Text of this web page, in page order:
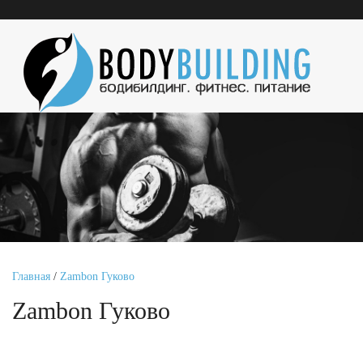
Главная / Zambon Гуково
Zambon Гуково